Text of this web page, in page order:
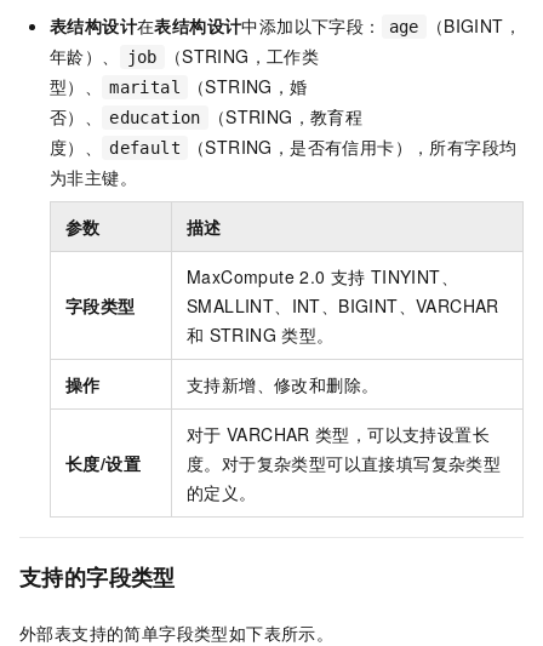
表结构设计在表结构设计中添加以下字段： age
（BIGINT，
年龄）、
job
（STRING，工作类
型）、
marital
（STRING，婚
否）、
education
（STRING，教育程
度）、
default
（STRING，是否有信用卡），所有字段均
为非主键。
参数 描述
字段类型
MaxCompute 2.0 支持 TINYINT、
SMALLINT、INT、BIGINT、VARCHAR
和 STRING 类型。
操作 支持新增、修改和删除。
长度/设置
对于 VARCHAR 类型，可以支持设置长
度。对于复杂类型可以直接填写复杂类型
的定义。
支持的字段类型
外部表支持的简单字段类型如下表所示。